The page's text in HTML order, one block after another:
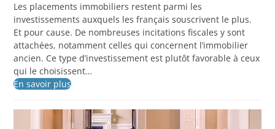
Les placements immobiliers restent parmi les
investissements auxquels les français souscrivent le plus.
Et pour cause. De nombreuses incitations fiscales y sont
attachées, notamment celles qui concernent l’immobilier
ancien. Ce type d’investissement est plutôt favorable à ceux
qui le choisissent…
En savoir plus